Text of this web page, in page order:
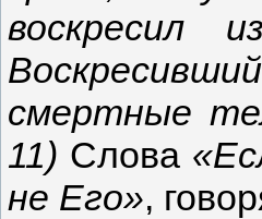
воскресил
смертные
11) Слова
не Его»,